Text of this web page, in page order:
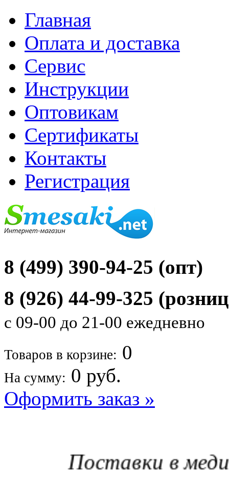
Главная
Оплата и доставка
Сервис
Инструкции
Оптовикам
Сертификаты
Контакты
Регистрация
8 (499) 390-94-25 (опт)
8 (926) 44-99-325
с 09-00 до 21-00 ежедневно
Товаров в корзине: 0
На сумму: 0 руб.
Оформить заказ »
Поставки в